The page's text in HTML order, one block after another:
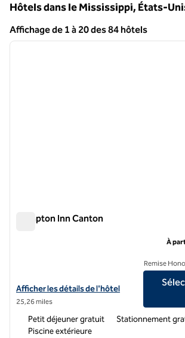
Hôtels dans le Mississippi, États-
Affichage de 1 à 20 des 84 hôtels
Afficher 84 hôtel
1 sur 12
Hampton Inn Canton
Afficher les détails de l'hôtel Hampton Inn
Afficher les détails de l'hôtel
25,26 miles
À
Remise
Petit déjeuner gratuit
Stationnement
Piscine extérieure